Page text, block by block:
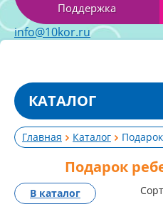
Поддержка
info@10kor.ru
КАТАЛОГ
Главная Каталог
Подарок
В каталог